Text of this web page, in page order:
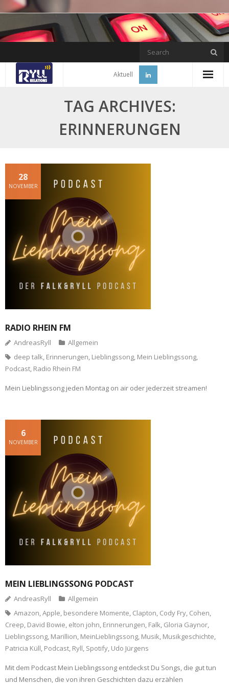
to
content
Aktuell
TAG ARCHIVES:
ERINNERUNGEN
RADIO RHEIN FM
28
NOVEMBER
AndreasRyll
Allgemein
deep talk, Erinnerungen, Lieblingssong, Mein Lieblingssong,
Podcast, Radio Rhein FM
Mein Lieblingssong jeden Montag on air oder jederzeit streamen!
MEIN LIEBLINGSSONG PODCAST
6
NOVEMBER
AndreasRyll
Allgemein
Amazon,Apple, besondere Momente, Clapton, Cody Fry, Cohen,
Creep, David Bowie, elton john, Erinnerungen, Falk, Gloria Gaynor,
Lieblingssong, Marillion, MeinLieblingssong, Musik, Musikgeschichte,
Patricia Küll, Podcast, Ryll, Spotify, Udo Jürgens
Mit dem Podcast Mein Lieblingssong entdeckst Du Songs, die gut tun
und Menschen, die von ihren Geschichten dazu erzählen